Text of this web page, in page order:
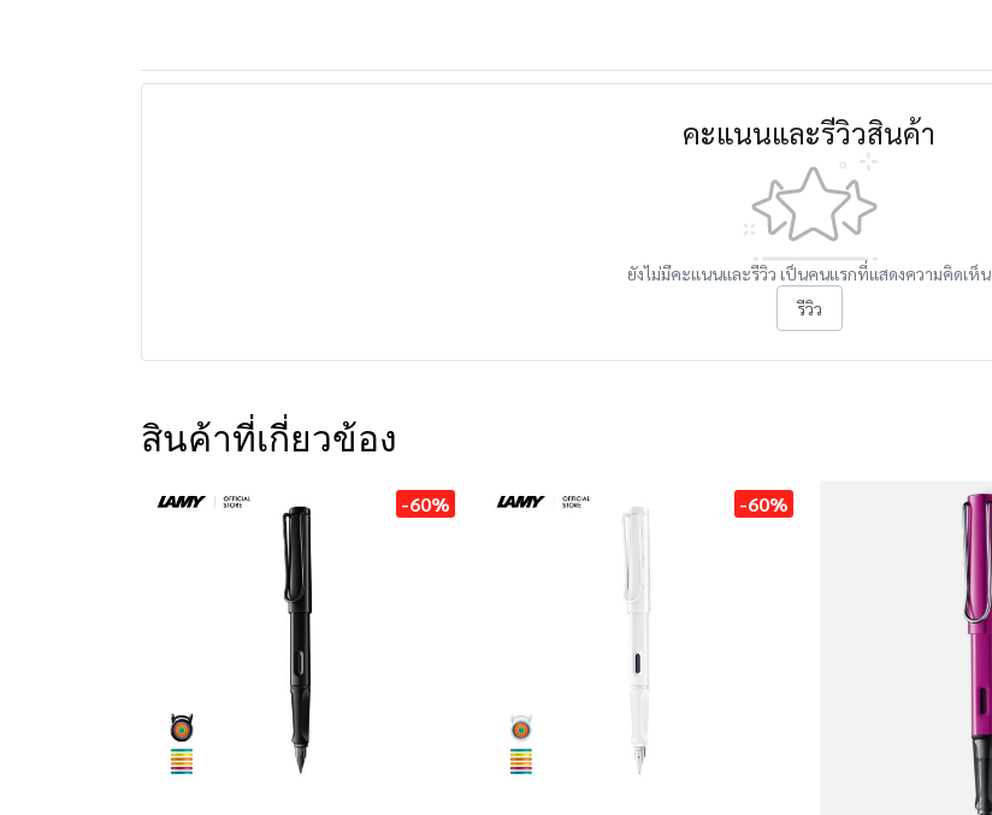
คะแนนและรีวิวสินค้า
ยังไม่มีคะแนนและรีวิว เป็นคนแรกที่แสดงความคิดเห็น
รีวิว
สินค้าที่เกี่ยวข้อง
-60% -60%